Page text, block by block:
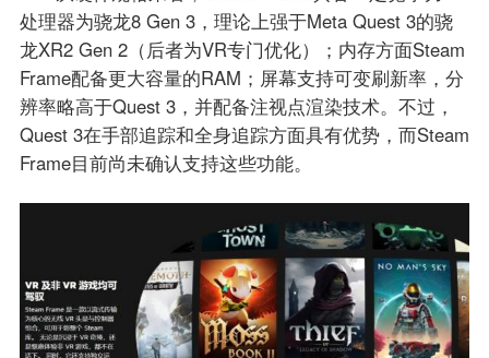
处理器为骁龙8 Gen 3，理论上强于Meta Quest 3的骁
龙XR2 Gen 2（后者为VR专门优化）；内存方面Steam
Frame配备更大容量的RAM；屏幕支持可变刷新率，分
辨率略高于Quest 3，并配备注视点渲染技术。不过，
Quest 3在手部追踪和全身追踪方面具有优势，而Steam
Frame目前尚未确认支持这些功能。